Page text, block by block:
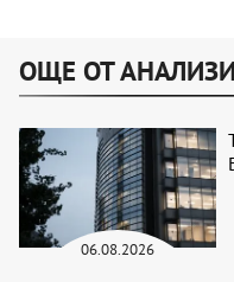
ОЩЕ ОТ АНАЛИЗИ
06.08.2026